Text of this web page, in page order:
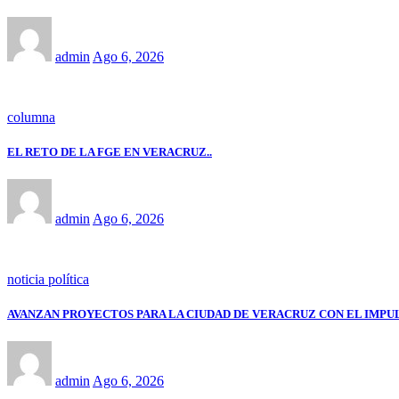
admin Ago 6, 2026
columna
EL RETO DE LA FGE EN VERACRUZ..
admin Ago 6, 2026
noticia política
AVANZAN PROYECTOS PARA LA CIUDAD DE VERACRUZ CON EL
admin Ago 6, 2026